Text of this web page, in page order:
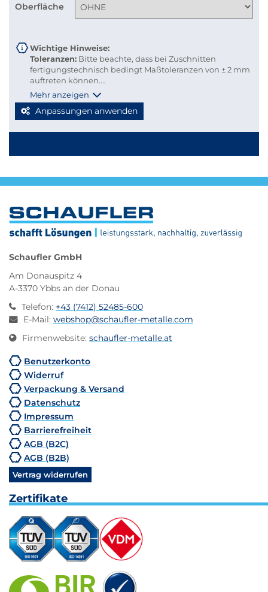
Oberfläche
Wichtige Hinweise:
Toleranzen: Bitte beachte, dass bei Zuschnitten
fertigungstechnisch bedingt Maßtoleranzen von ± 2 mm
auftreten können.
Versandkosten:Damit du Versandkosten sparen und
deine Bestellung bequem per Paketdienst geliefert
werden kann, beachte bitte folgende Richtlinien für
Stabmaterial: maximal 2.000 mm Länge
Berechnung: 2 × Breite + 1 × längste Seite (max. 2.000
Werden diese Maße überschritten, erfolgt der Versand
automatisch per Spedition, wodurch höhere
Mehr anzeigen
Anpassungen anwenden
Schaufler GmbH
Am Donauspitz 4
A-3370 Ybbs an der Donau
Telefon: +43 (7412) 52485-600
E-Mail: webshop@schaufler-metalle.com
Firmenwebsite: schaufler-metalle.at
Benutzerkonto
Widerruf
Verpackung & Versand
Datenschutz
Impressum
Barrierefreiheit
AGB (B2C)
AGB (B2B)
Vertrag widerrufen
Zertifikate